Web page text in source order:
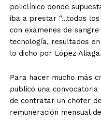
policlínico donde
iba a prestar “…todos
con exámenes de
tecnología, resultados en
lo dicho por López Aliaga.
Para hacer mucho más
publicó una
de contratar un chofer
remuneración mensual